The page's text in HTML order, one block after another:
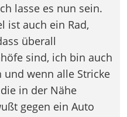
lasse es nun sein.
ist auch ein Rad,
überall
sind, ich bin auch
wenn alle Stricke
in der Nähe
gegen ein Auto